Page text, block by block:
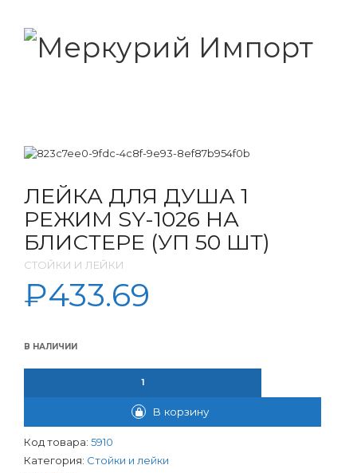
ЛЕЙКА ДЛЯ ДУША 1
РЕЖИМ SY-1026 НА
БЛИСТЕРЕ (УП 50 ШТ)
СТОЙКИ И ЛЕЙКИ
₽433.69
В НАЛИЧИИ
В корзину
Код товара: 5910
Категория: Стойки и лейки